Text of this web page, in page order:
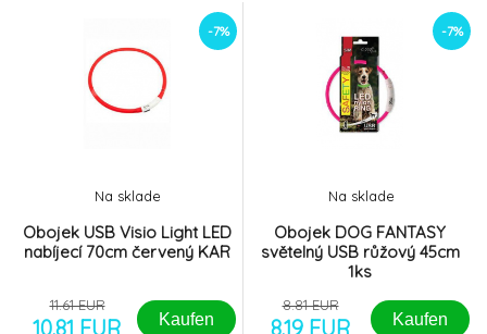
regulačním otvorům lze
obojek nastavit tak, aby
seděl každému pejskovi
(délka nastavení dané
velikosti viz velikostní
přezce je možné obojek
nastavit tak, aby pohodlně
seděl každému psímu jedinci
(délka nastavení dané
velikosti viz velikostní
tabulka). Součástí obojku je
-7%
Obojek USB Visio Light LED
nabíjecí 70cm červený KAR
Na sklade
11.61 EUR
10.81 EUR Kaufen
-7%
Obojek DOG FANTASY
světelný USB růžový 45cm
1ks
Na sklade
8.81 EUR
8.19 EUR Kaufen